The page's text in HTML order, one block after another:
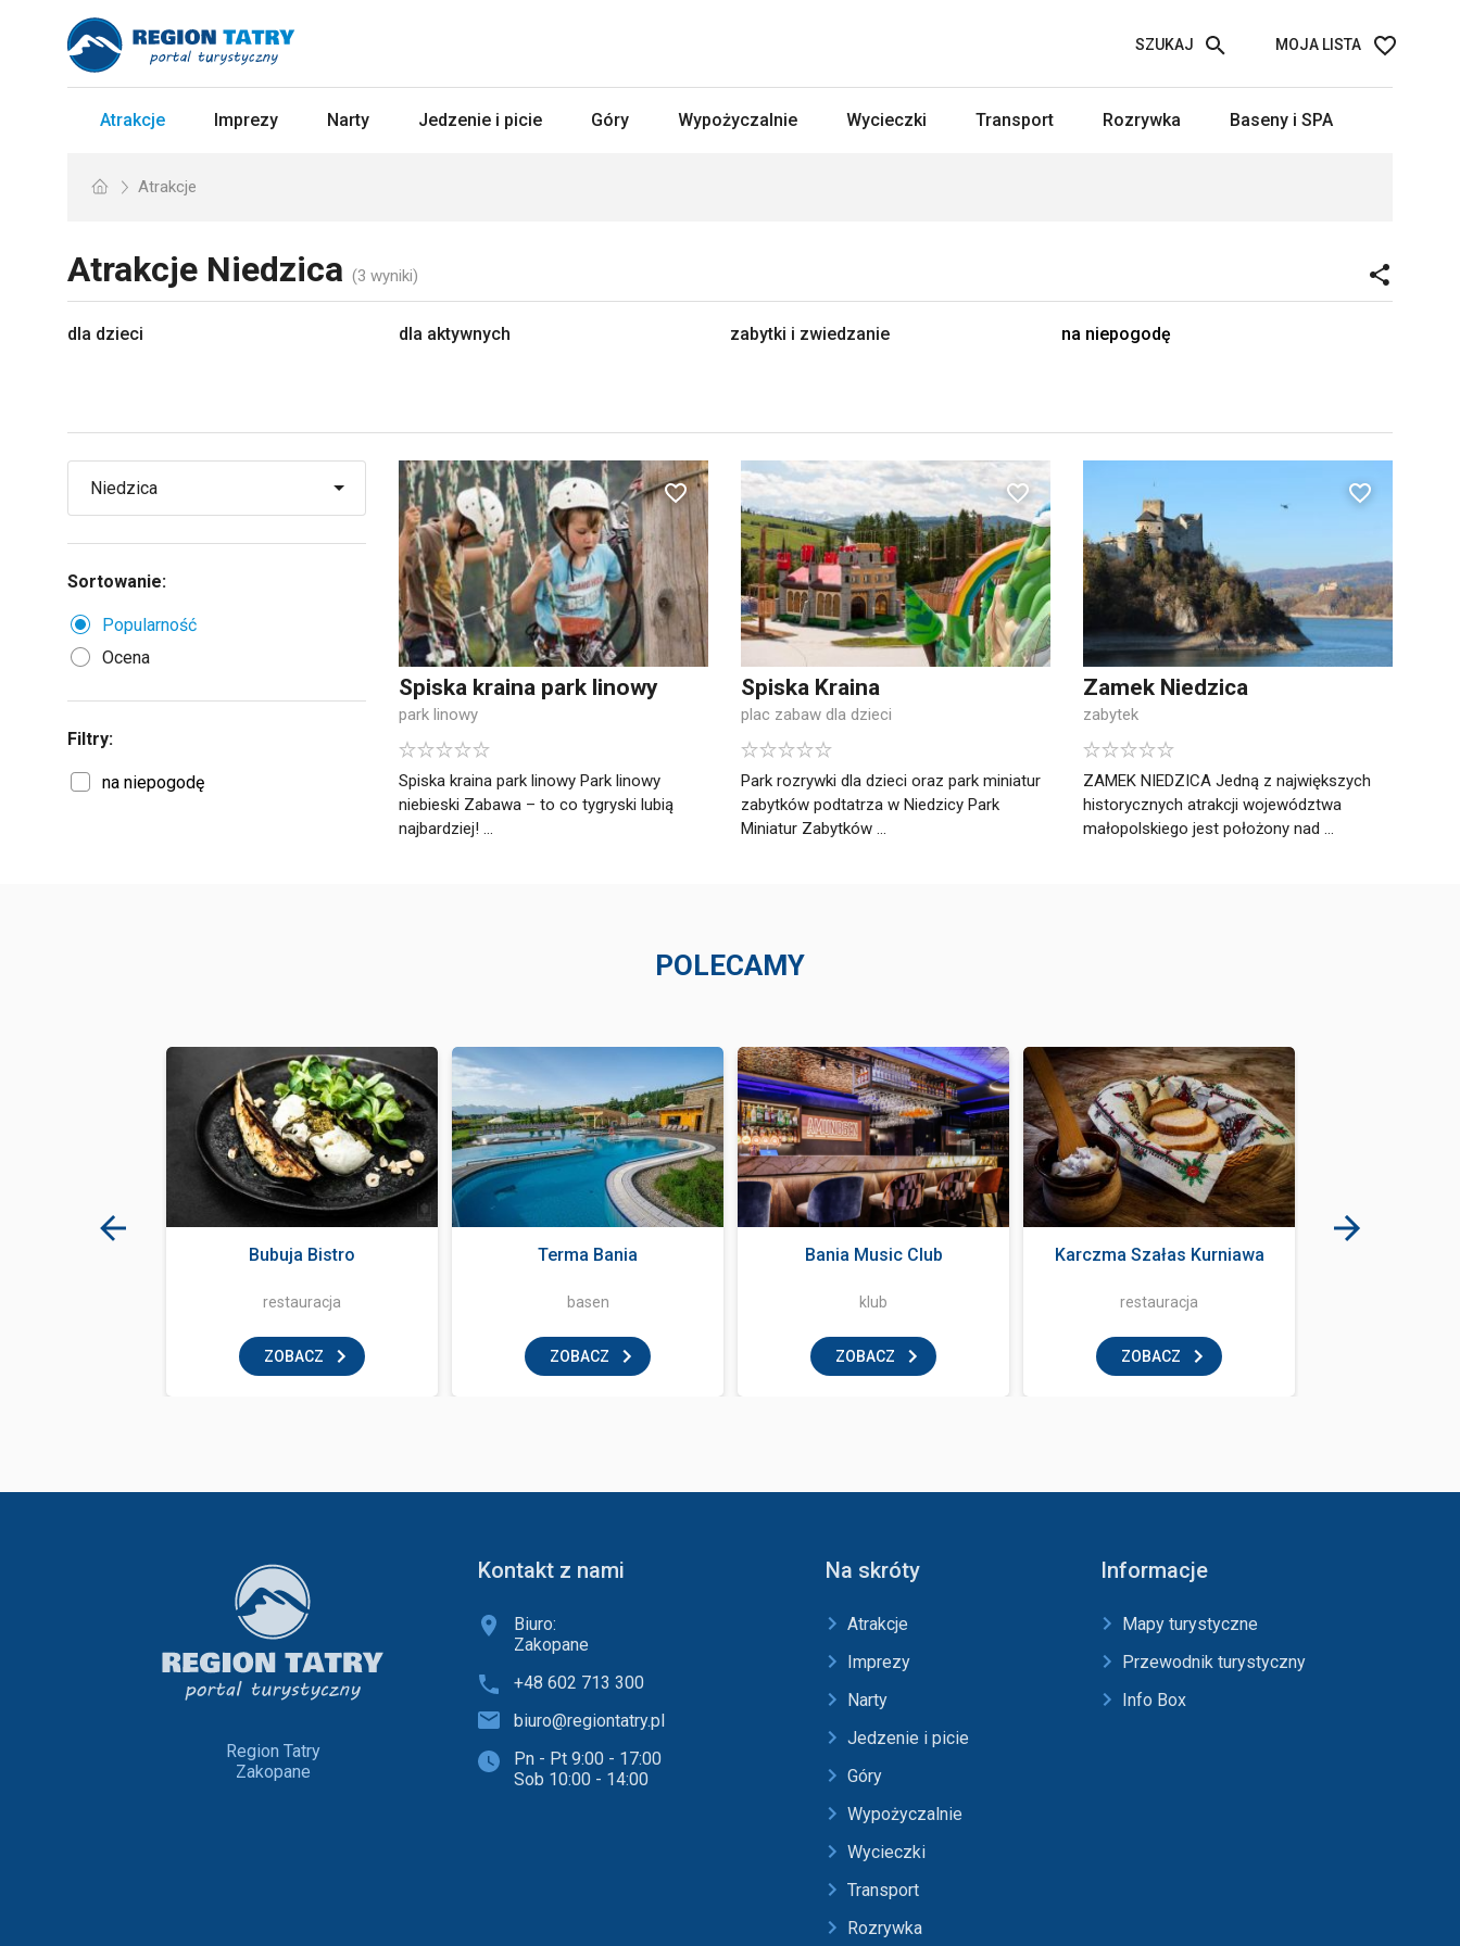
MOJA LISTA
SZUKAJ
Atrakcje Imprezy Narty Jedzenie i picie Góry Wypożyczalnie Wycieczki Transport Rozrywka Baseny i SPA
Atrakcje
Atrakcje Niedzica (3 wyniki)
dla dzieci dla aktywnych zabytki i zwiedzanie na niepogodę
Spiska kraina park linowy
park linowy
Spiska kraina park linowy Park linowy
niebieski Zabawa – to co tygryski lubią
najbardziej! ...
Spiska Kraina
plac zabaw dla dzieci
Park rozrywki dla dzieci oraz park miniatur
zabytków podtatrza w Niedzicy Park
Miniatur Zabytków ...
Zamek Niedzica
zabytek
ZAMEK NIEDZICA Jedną z największych
historycznych atrakcji województwa
małopolskiego jest położony nad ...
Sortowanie:
Popularność
Ocena
Filtry:
na niepogodę
POLECAMY
Bubuja Bistro
restauracja
ZOBACZ
Terma Bania
basen
ZOBACZ
Bania Music Club
klub
ZOBACZ
Karczma Szałas Kurniawa
restauracja
ZOBACZ
Region Tatry
Zakopane
Kontakt z nami
Biuro:
Zakopane
+48 602 713 300
biuro@regiontatry.pl
Pn - Pt 9:00 - 17:00
Sob 10:00 - 14:00
Na skróty
Atrakcje
Imprezy
Narty
Jedzenie i picie
Góry
Wypożyczalnie
Wycieczki
Transport
Rozrywka
Informacje
Mapy turystyczne
Przewodnik turystyczny
Info Box